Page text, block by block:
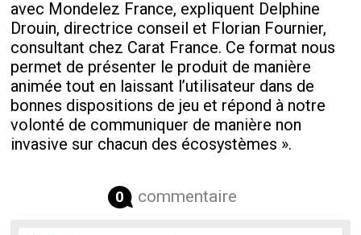
avec Mondelez France, expliquent Delphine
Drouin, directrice conseil et Florian Fournier,
consultant chez Carat France. Ce format nous
permet de présenter le produit de manière
animée tout en laissant l’utilisateur dans de
bonnes dispositions de jeu et répond à notre
volonté de communiquer de manière non
invasive sur chacun des écosystèmes ».
0 commentaire